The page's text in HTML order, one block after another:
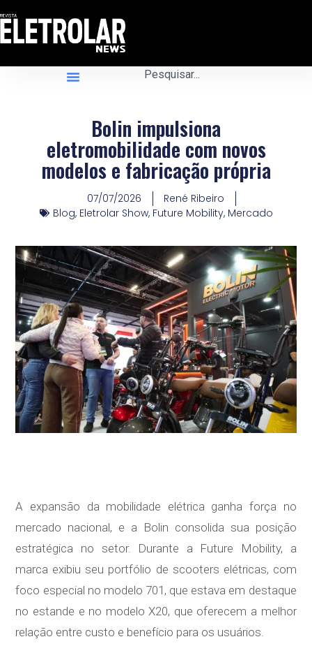
Bolin impulsiona
eletromobilidade com novos
modelos e fabricação própria
07/07/2026
René Ribeiro
Blog, Eletrolar Show, Future Mobility, Mercado
A expansão da mobilidade elétrica ganha força no
mercado nacional, e a Bolin consolida sua posição
estratégica no setor. Durante a Future Mobility, a
marca exibiu seu portfólio de scooters elétricas, com
foco especial no modelo 701, que estava em destaque
no estande e no modelo X20, que oferecem a melhor
relação entre custo e benefício para os usuários.